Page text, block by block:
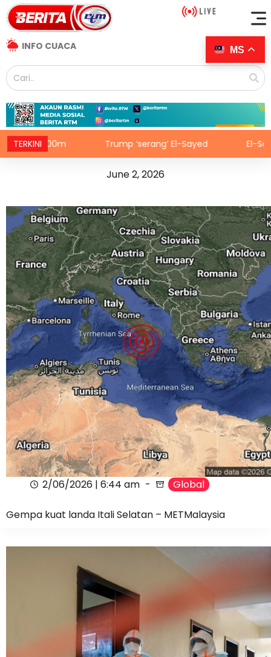
INFO CUACA
TERKINITrump ‘serang’ El-Sayed El-Sayed cipta
June 2, 2026
2/06/2026 | 6:44 am Global
Gempa kuat landa Itali Selatan – METMalaysia
MS